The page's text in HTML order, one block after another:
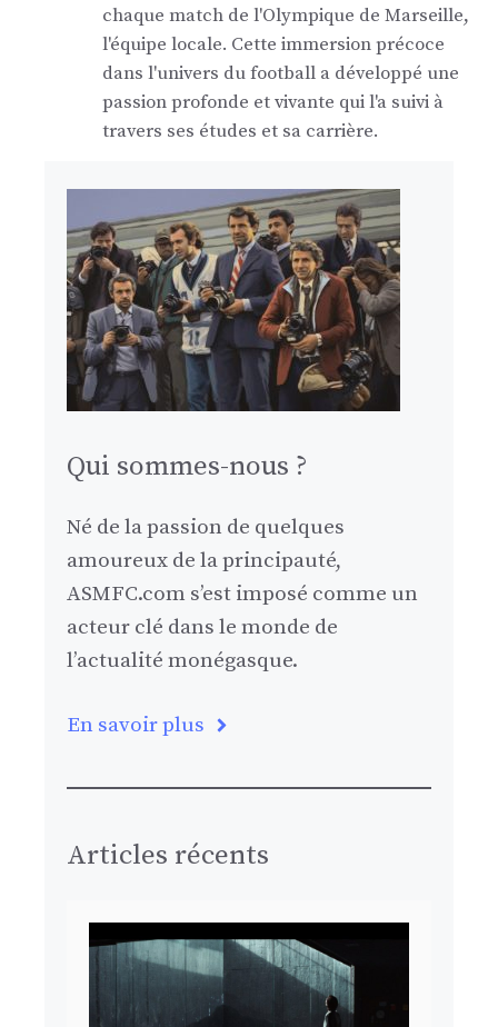
chaque match de l'Olympique de Marseille,
l'équipe locale. Cette immersion précoce
dans l'univers du football a développé une
passion profonde et vivante qui l'a suivi à
travers ses études et sa carrière.
Qui sommes-nous ?
Né de la passion de quelques
amoureux de la principauté,
ASMFC.com s’est imposé comme un
acteur clé dans le monde de
l’actualité monégasque.
En savoir plus
Articles récents